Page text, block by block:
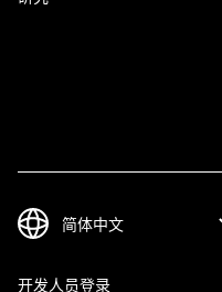
开发人员登录